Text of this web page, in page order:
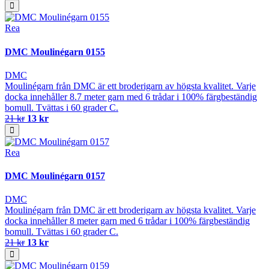
Rea
DMC Moulinégarn 0155
DMC
Moulinégarn från DMC är ett broderigarn av högsta kvalitet. Varje
docka innehåller 8.7 meter garn med 6 trådar i 100% färgbeständig
bomull. Tvättas i 60 grader C.
21 kr 13 kr
Rea
DMC Moulinégarn 0157
DMC
Moulinégarn från DMC är ett broderigarn av högsta kvalitet. Varje
docka innehåller 8 meter garn med 6 trådar i 100% färgbeständig
bomull. Tvättas i 60 grader C.
21 kr 13 kr